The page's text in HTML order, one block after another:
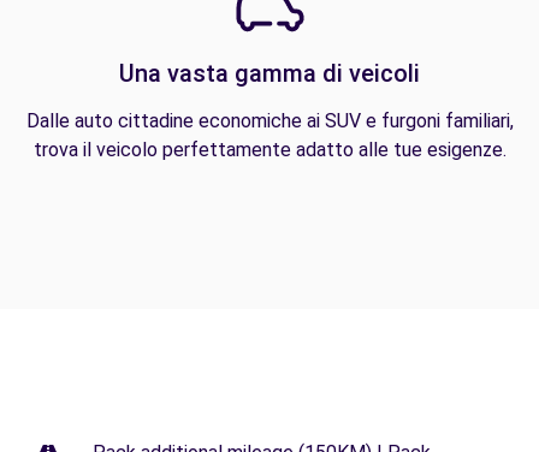
Una vasta gamma di veicoli
Dalle auto cittadine economiche ai SUV e furgoni familiari,
trova il veicolo perfettamente adatto alle tue esigenze.